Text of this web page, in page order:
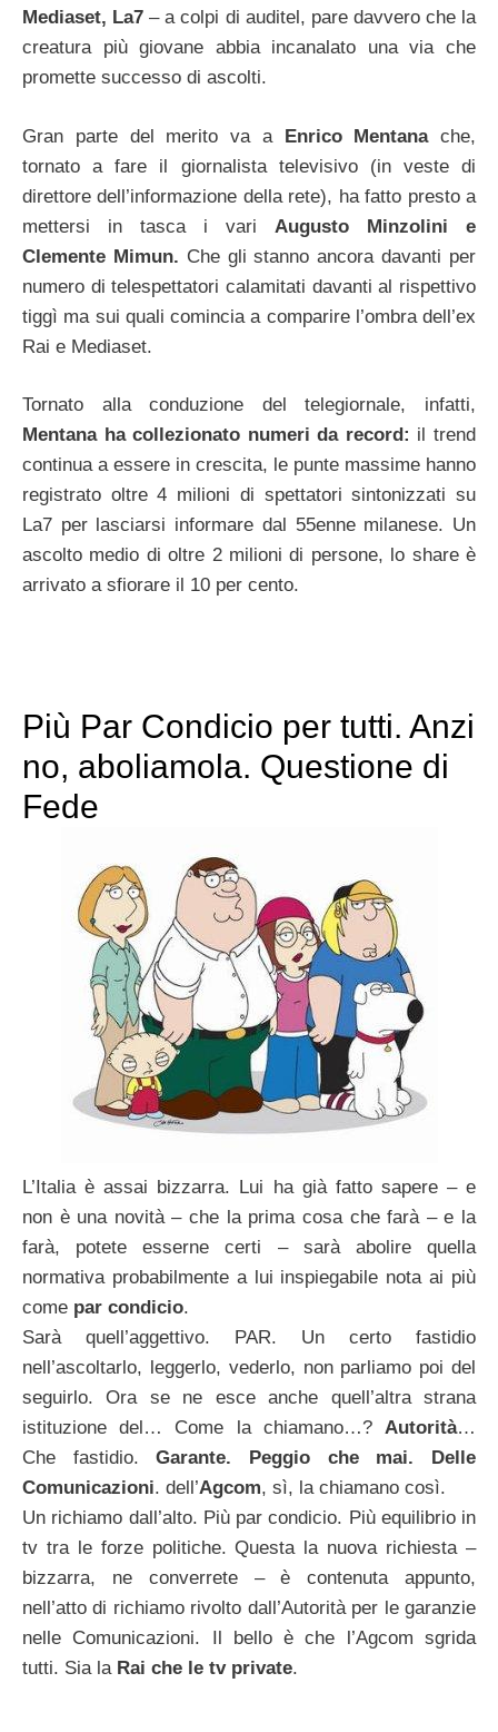
Mediaset, La7 – a colpi di auditel, pare davvero che la
creatura più giovane abbia incanalato una via che
promette successo di ascolti.
Gran parte del merito va a Enrico Mentanache,
tornato a fare il giornalista televisivo (in veste di
direttore dell’informazione della rete), ha fatto presto a
mettersi in tasca i vari Augusto Minzolini e
Clemente Mimun. Che gli stanno ancora davanti per
numero di telespettatori calamitati davanti al rispettivo
tiggì ma sui quali comincia a comparire l’ombra dell’ex
Rai e Mediaset.
Tornato alla conduzione del telegiornale, infatti,
Mentana ha collezionato numeri da record: il trend
continua a essere in crescita, le punte massime hanno
registrato oltre 4 milioni di spettatori sintonizzati su
La7 per lasciarsi informare dal 55enne milanese. Un
ascolto medio di oltre 2 milioni di persone, lo share è
arrivato a sfiorare il 10 per cento.
Più Par Condicio per tutti. Anzi
no, aboliamola. Questione di
Fede
L’Italia è assai bizzarra. Lui ha già fatto sapere – e
non è una novità – che la prima cosa che farà – e la
farà, potete esserne certi – sarà abolire quella
normativa probabilmente a lui inspiegabile nota ai più
come par condicio.
Sarà quell’aggettivo. PAR. Un certo fastidio
nell’ascoltarlo, leggerlo, vederlo, non parliamo poi del
seguirlo. Ora se ne esce anche quell’altra strana
istituzione del… Come la chiamano…? Autorità…
Che fastidio.Garante. Peggio che mai. Delle
Comunicazioni. dell’Agcom, sì, la chiamano così.
Un richiamo dall’alto. Più par condicio. Più equilibrio in
tv tra le forze politiche. Questa la nuova richiesta –
bizzarra, ne converrete – è contenuta appunto,
nell’atto di richiamo rivolto dall’Autorità per le garanzie
nelle Comunicazioni. Il bello è che l’Agcom sgrida
tutti. Sia la Rai che le tv private.